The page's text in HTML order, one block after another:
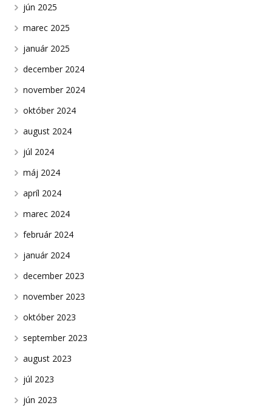
jún 2025
marec 2025
január 2025
december 2024
november 2024
október 2024
august 2024
júl 2024
máj 2024
apríl 2024
marec 2024
február 2024
január 2024
december 2023
november 2023
október 2023
september 2023
august 2023
júl 2023
jún 2023